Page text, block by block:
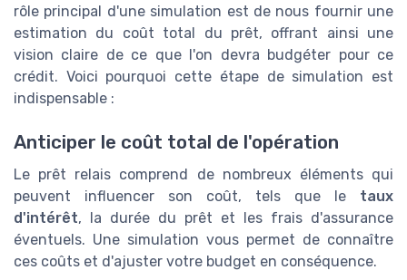
rôle principal d'une simulation est de nous fournir une
estimation du coût total du prêt, offrant ainsi une
vision claire de ce que l'on devra budgéter pour ce
crédit. Voici pourquoi cette étape de simulation est
indispensable :
Anticiper le coût total de l'opération
Le prêt relais comprend de nombreux éléments qui
peuvent influencer son coût, tels que le taux
d'intérêt, la durée du prêt et les frais d'assurance
éventuels. Une simulation vous permet de connaître
ces coûts et d'ajuster votre budget en conséquence.